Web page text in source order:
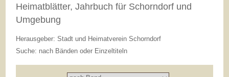
Heimatblätter, Jahrbuch für Schorndorf und
Umgebung
Herausgeber: Stadt und Heimatverein Schorndorf
Suche: nach Bänden oder Einzeltiteln